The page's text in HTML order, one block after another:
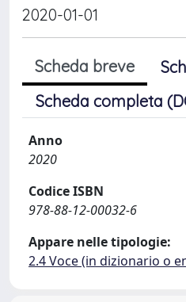
2020-01-01
Scheda breve
Scheda completa
Anno
2020
Codice ISBN
978-88-12-00032-6
Appare nelle tipologie:
2.4 Voce (in dizionario o